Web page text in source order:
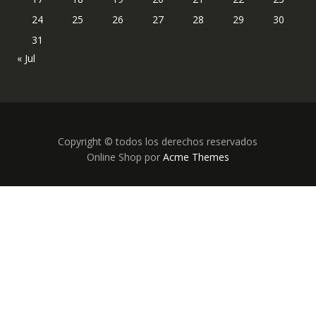
24
25 26 27 28 29
30
31
« Jul
Copyright © todos los derechos reservados
Online Shop por Acme Themes